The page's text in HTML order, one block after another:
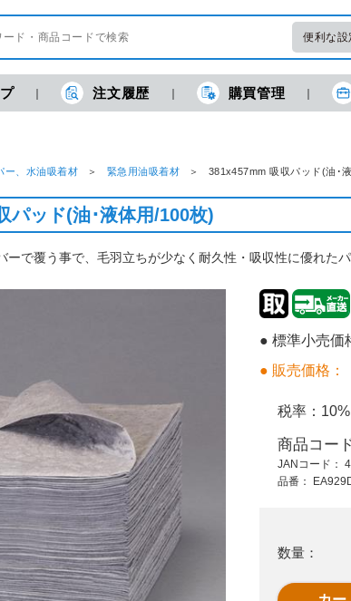
便利な設
現
注文履歴 購買管理
ー、水油吸着材 緊急用油吸着材 381x457mm 吸収パッド(油･
95,100 円 (税抜)
104,610 円 (税込)
収材キット(液体･
危険物用)
21,000 円 (税抜)
23,100 円 (税込)
EA929DC-100
380x480x2吸収パッ
パッド(油･液体用/100枚)
ーで覆う事で、毛羽立ちが少なく耐久性・吸収性に優れたパ
● 標準小売価
● 販売価格：
税率： 10%
商品コー
JANコード：
品番：
数量：